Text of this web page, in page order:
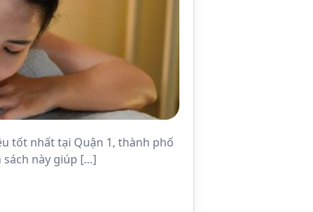
tốt nhất tại Quận 1, thành phố
này giúp […]